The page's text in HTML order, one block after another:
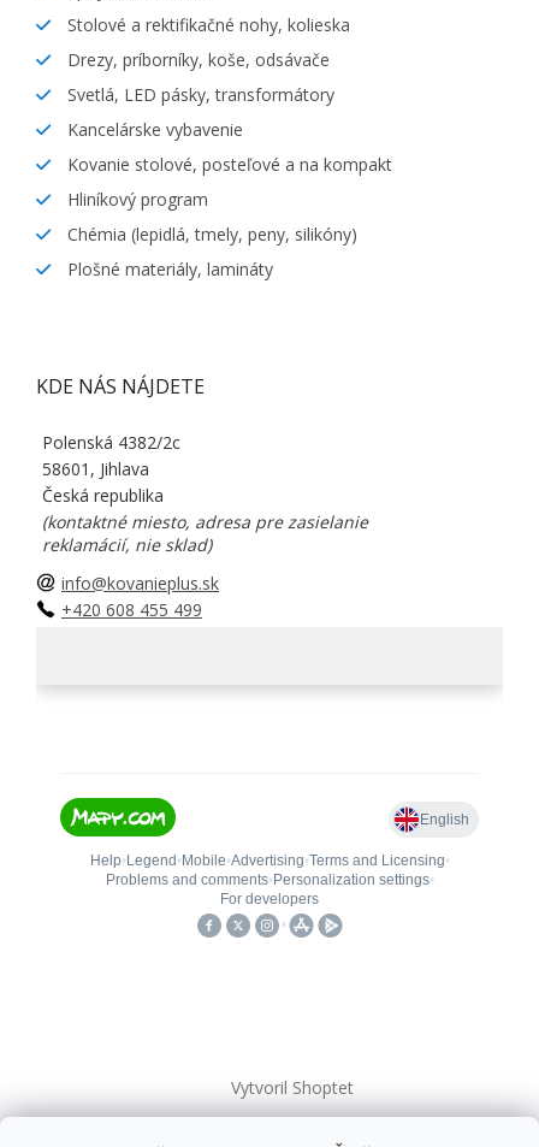
Stolové a rektifikačné nohy, kolieska
Drezy, príborníky, koše, odsávače
Svetlá, LED pásky, transformátory
Kancelárske vybavenie
Kovanie stolové, posteľové a na kompakt
Hliníkový program
Chémia (lepidlá, tmely, peny, silikóny)
Plošné materiály, lamináty
KDE NÁS NÁJDETE
Polenská 4382/2c
58601, Jihlava
Česká republika
(kontaktné miesto, adresa pre zasielanie
reklamácií, nie sklad)
info@kovanieplus.sk
+420 608 455 499
Vytvoril Shoptet